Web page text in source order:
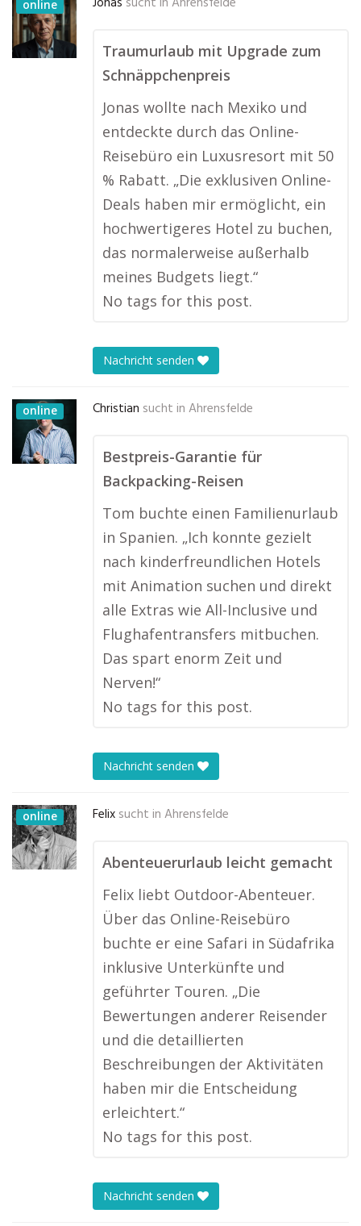
online
Traumurlaub mit Upgrade zum
Schnäppchenpreis
Jonas wollte nach Mexiko und
entdeckte durch das Online-
Reisebüro ein Luxusresort mit 50
% Rabatt. „Die exklusiven Online-
Deals haben mir ermöglicht, ein
hochwertigeres Hotel zu buchen,
das normalerweise außerhalb
meines Budgets liegt.“
No tags for this post.
Nachricht senden
online Christian sucht in Ahrensfelde
Bestpreis-Garantie für
Backpacking-Reisen
Tom buchte einen Familienurlaub
in Spanien. „Ich konnte gezielt
nach kinderfreundlichen Hotels
mit Animation suchen und direkt
alle Extras wie All-Inclusive und
Flughafentransfers mitbuchen.
Das spart enorm Zeit und
Nerven!“
No tags for this post.
Nachricht senden
online Felix sucht in Ahrensfelde
Abenteuerurlaub leicht gemacht
Felix liebt Outdoor-Abenteuer.
Über das Online-Reisebüro
buchte er eine Safari in Südafrika
inklusive Unterkünfte und
geführter Touren. „Die
Bewertungen anderer Reisender
und die detaillierten
Beschreibungen der Aktivitäten
haben mir die Entscheidung
erleichtert.“
No tags for this post.
Nachricht senden